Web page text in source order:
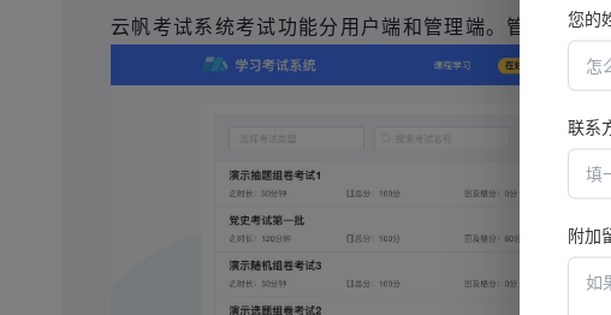
云帆考试系统考试功能分用户端和管理端。管理端由
您的
联系
附加